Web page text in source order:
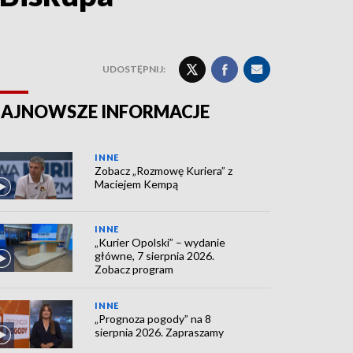
UDOSTĘPNIJ:
INFORMACJE
INNE
Zobacz „Rozmowę Kuriera” z
Maciejem Kempą
INNE
„Kurier Opolski” – wydanie
główne, 7 sierpnia 2026.
Zobacz program
INNE
„Prognoza pogody” na 8
sierpnia 2026. Zapraszamy